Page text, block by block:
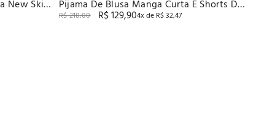
New Skin Pijama De Blusa Manga Curta E Shorts De
New Skin Baunilha
R$218,00 R$129,904x de R$32,47